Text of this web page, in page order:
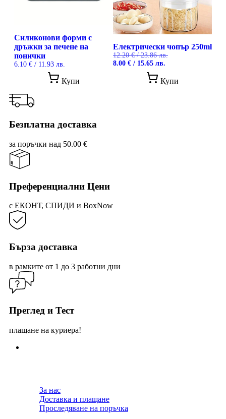
Силиконови форми с
дръжки за печене на
понички
6.10 € / 11.93 лв.
Купи
Електрически чопър 250ml
12.20€/ 23.86 лв.
Original
8.00 € / 15.65 лв.
е:
8.00 €
Купи
Безплатна доставка
за поръчки над 50.00 €
Преференциални Цени
с ЕКОНТ, СПИДИ и BoxNow
Бърза доставка
в рамките от 1 до 3 работни дни
Преглед и Тест
плащане на куриера!
За нас
Доставка и плащане
Проследяване на поръчка